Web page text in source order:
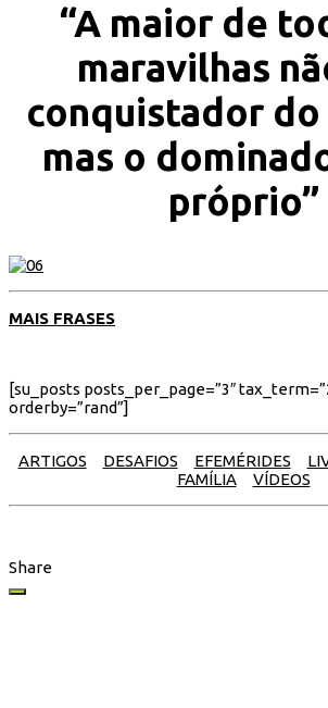
“A maior de
maravilhas
conquistador do
mas o
próprio”
MAIS FRASES
[su_posts posts_per_page=”3″
orderby=”rand”]
ARTIGOS DESAFIOS EFEMÉRIDES
FAMÍLIA
VÍDEOS
Share